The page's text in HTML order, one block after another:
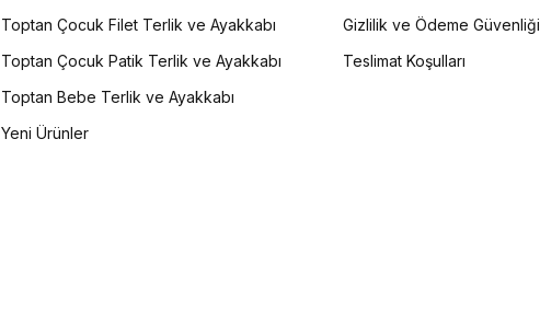
Toptan Çocuk Filet Terlik ve Ayakkabı
Toptan Çocuk Patik Terlik ve Ayakkabı
Toptan Bebe Terlik ve Ayakkabı
Yeni Ürünler
Gizlilik ve Ödeme Güvenliği
Teslimat Koşulları